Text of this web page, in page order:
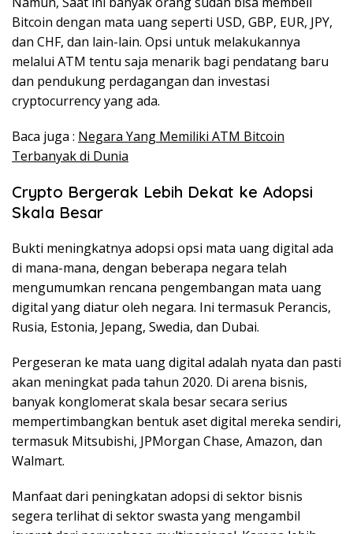
Bitcoin dengan mata uang seperti USD, GBP, EUR, JPY,
dan CHF, dan lain-lain. Opsi untuk melakukannya
melalui ATM tentu saja menarik bagi pendatang baru
dan pendukung perdagangan dan investasi
cryptocurrency yang ada.
Baca juga : Negara Yang Memiliki ATM Bitcoin
Terbanyak di Dunia
Crypto Bergerak Lebih Dekat ke Adopsi
Skala Besar
Bukti meningkatnya adopsi opsi mata uang digital ada
di mana-mana, dengan beberapa negara telah
mengumumkan rencana pengembangan mata uang
digital yang diatur oleh negara. Ini termasuk Perancis,
Rusia, Estonia, Jepang, Swedia, dan Dubai.
Pergeseran ke mata uang digital adalah nyata dan pasti
akan meningkat pada tahun 2020. Di arena bisnis,
banyak konglomerat skala besar secara serius
mempertimbangkan bentuk aset digital mereka sendiri,
termasuk Mitsubishi, JPMorgan Chase, Amazon, dan
Walmart.
Manfaat dari peningkatan adopsi di sektor bisnis
segera terlihat di sektor swasta yang mengambil